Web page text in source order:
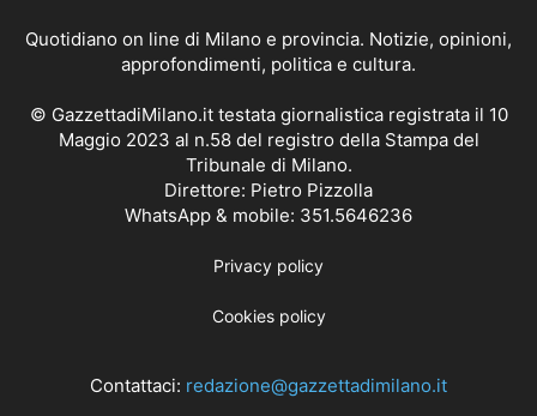
Quotidiano on line di Milano e provincia. Notizie, opinioni,
approfondimenti, politica e cultura.
© GazzettadiMilano.it testata giornalistica registrata il 10
Maggio 2023 al n.58 del registro della Stampa del
Tribunale di Milano.
Direttore: Pietro Pizzolla
WhatsApp & mobile: 351.5646236
Privacy policy
Cookies policy
Contattaci: redazione@gazzettadimilano.it